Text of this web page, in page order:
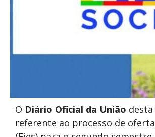
O Diário Oficial da União
referente ao processo de